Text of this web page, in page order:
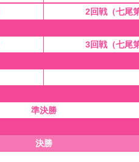
2回戦（七尾
3回戦（七尾
準決勝
決勝